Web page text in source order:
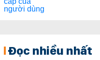
Đọc nhiều nhất